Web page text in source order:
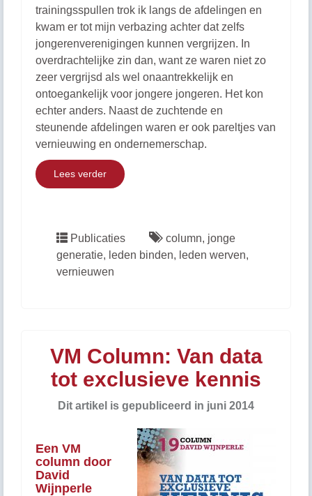
trainingsspullen trok ik langs de afdelingen en
kwam er tot mijn verbazing achter dat zelfs
jongerenverenigingen kunnen vergrijzen. In
overdrachtelijke zin dan, want ze waren niet zo
zeer vergrijsd als wel onaantrekkelijk en
ontoegankelijk voor jongere jongeren. Het kon
echter anders. Naast de zuchtende en
steunende afdelingen waren er ook pareltjes van
vernieuwing en ondernemerschap.
Lees verder
Publicaties column, jonge
generatie, leden binden, leden werven,
vernieuwen
VM Column: Van data
tot exclusieve kennis
Dit artikel is gepubliceerd in juni 2014
Een VM
column door
David
Wijnperle